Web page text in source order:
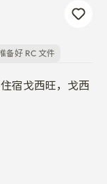
备好 RC 文件
宿戈西旺，戈西